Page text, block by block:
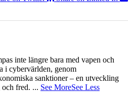
inte längre bara med vapen och
i cybervärlden, genom
sanktioner – en utveckling
och fred. ... See MoreSee Less